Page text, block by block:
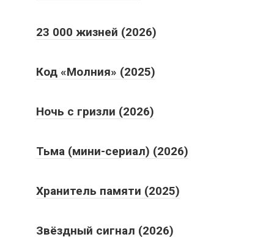
23 000 жизней (2026)
Код «Молния» (2025)
Ночь с гризли (2026)
Тьма (мини-сериал) (2026)
Хранитель памяти (2025)
Звёздный сигнал (2026)